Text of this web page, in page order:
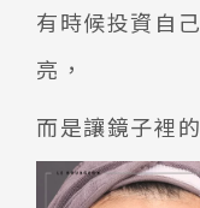
有時候投資自
亮，
而是讓鏡子裡